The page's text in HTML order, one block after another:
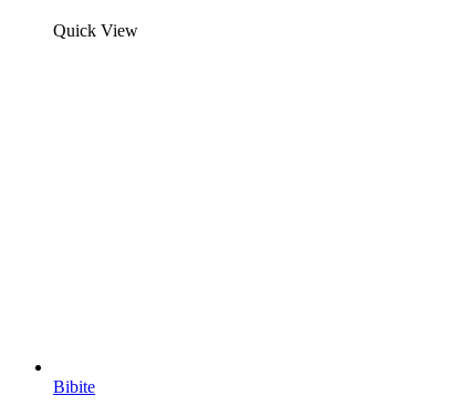
Quick View
Bibite